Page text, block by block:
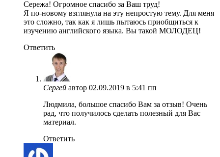
Сережа! Огромное спасибо за Ваш труд!
Я по-новому взглянула на эту непростую тему. Для меня
это сложно, так как я лишь пытаюсь приобщиться к
изучению английского языка. Вы такой МОЛОДЕЦ!
Ответить
Сергей автор 02.09.2019 в 5:41 пп
Людмила, большое спасибо Вам за отзыв! Очень
рад, что получилось сделать полезный для Вас
материал.
Ответить